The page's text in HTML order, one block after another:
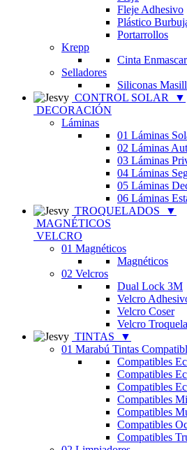
Fleje Adhesivo
Plástico
Portarrollos
Krepp
Cinta
Selladores
Siliconas
CONTROL SOLAR
▼
DECORACIÓN
Láminas
01 Láminas
02 Láminas
03 Láminas
04 Láminas
05 Láminas
06 Láminas
TROQUELADOS
▼
MAGNÉTICOS
VELCRO
01 Magnéticos
Magnéticos
02 Velcros
Dual Lock 3M
Velcro
Velcro Coser
Velcro
TINTAS
▼
01 Marabú Tintas
Compatibles
Compatibles
Compatibles
Compatibles
Compatibles
Compatibles
Compatibles